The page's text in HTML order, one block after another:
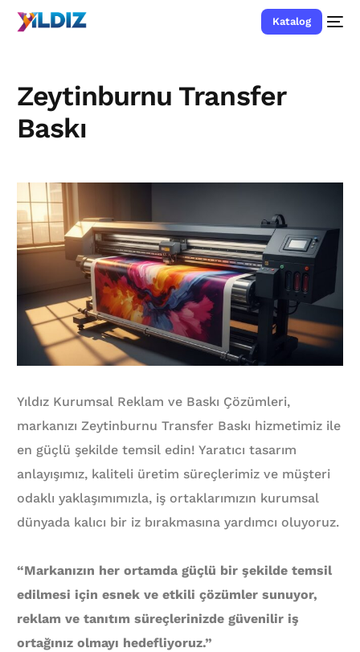
Katalog
Zeytinburnu Transfer
Baskı
Yıldız Kurumsal Reklam ve Baskı Çözümleri,
markanızı Zeytinburnu Transfer Baskı hizmetimiz ile
en güçlü şekilde temsil edin! Yaratıcı tasarım
anlayışımız, kaliteli üretim süreçlerimiz ve müşteri
odaklı yaklaşımımızla, iş ortaklarımızın kurumsal
dünyada kalıcı bir iz bırakmasına yardımcı oluyoruz.
“Markanızın her ortamda güçlü bir şekilde temsil
edilmesi için esnek ve etkili çözümler sunuyor,
reklam ve tanıtım süreçlerinizde güvenilir iş
ortağınız olmayı hedefliyoruz.”